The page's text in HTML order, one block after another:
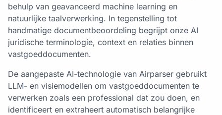
behulp van geavanceerd machine learning en
natuurlijke taalverwerking. In tegenstelling tot
handmatige documentbeoordeling begrijpt onze AI
juridische terminologie, context en relaties binnen
vastgoeddocumenten.
De aangepaste AI-technologie van Airparser gebruikt
LLM- en visiemodellen om vastgoeddocumenten te
verwerken zoals een professional dat zou doen, en
identificeert en extraheert automatisch belangrijke